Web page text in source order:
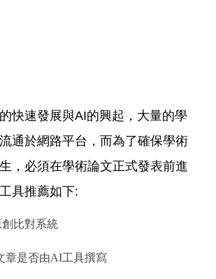
快速發展與AI的興起，大量的學
通於網路平台，而為了確保學術
，必須在學術論文正式發表前進
具推薦如下:
比對系統
章是否由AI工具撰寫